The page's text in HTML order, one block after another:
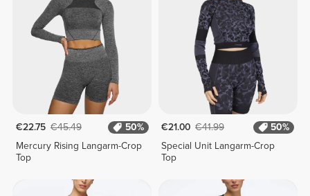
€22.75 €45.49
50%
Mercury Rising Langarm-Crop
Top
€21.00 €41.99
50%
Special Unit Langarm-Crop
Top